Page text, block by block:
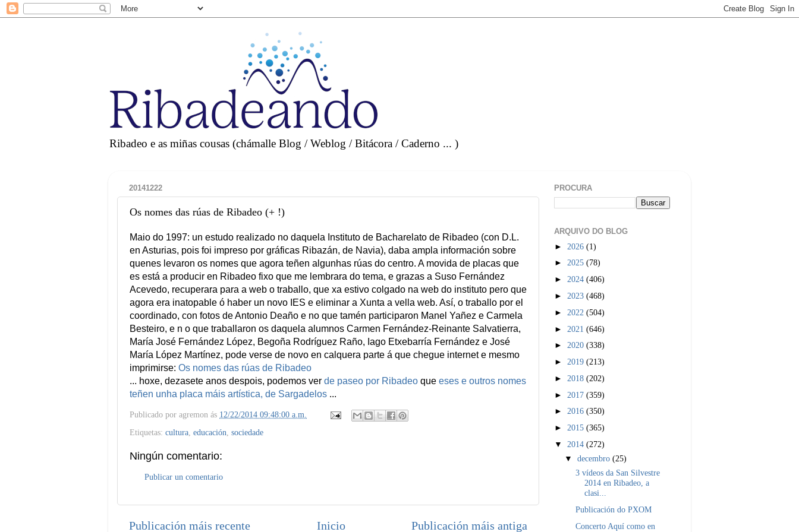
Ribadeo e as miñas cousas (chámalle Blog / Weblog / Bitácora / Caderno ... )
20141222
Os nomes das rúas de Ribadeo (+ !)
Maio do 1997: un estudo realizado no daquela Instituto de Bacharelato de Ribadeo (con D.L.
en Asturias, pois foi impreso por gráficas Ribazán, de Navia), daba ampla información sobre
quenes levaron os nomes que agora teñen algunhas rúas do centro. A movida de placas que
es está a producir en Ribadeo fixo que me lembrara do tema, e grazas a Suso Fernández
Acevedo, recuperara para a web o traballo, que xa estivo colgado na web do instituto pero que
agora era inatopable ó haber un novo IES e eliminar a Xunta a vella web. Así, o traballo por el
coordinado, con fotos de Antonio Deaño e no que tamén participaron Manel Yañez e Carmela
Besteiro, e n o que traballaron os daquela alumnos Carmen Fernández-Reinante Salvatierra,
María José Fernández López, Begoña Rodríguez Raño, Iago Etxebarría Fernández e José
María López Martínez, pode verse de novo en calquera parte á que chegue internet e mesmo
imprimirse: Os nomes das rúas de Ribadeo
... hoxe, dezasete anos despois, podemos ver de paseo por Ribadeo que eses e outros nomes
teñen unha placa máis artística, de Sargadelos ...
Publicado por agremon ás 12/22/2014 09:48:00 a.m.
Etiquetas: cultura educación sociedade
Ningún comentario:
Publicar un comentario
Publicación máis recente Publicación máis antiga
Inicio
PROCURA
ARQUIVO DO BLOG
► 2026 (1)
► 2025 (78)
► 2024 (406)
► 2023 (468)
► 2022 (504)
► 2021 (646)
► 2020 (338)
► 2019 (213)
► 2018 (202)
► 2017 (359)
► 2016 (350)
► 2015 (365)
▼ 2014 (272)
▼decembro(25)
3 vídeos da San Silvestre
2014 en Ribadeo, a
clasi...
Publicación do PXOM
Concerto Aquí como en